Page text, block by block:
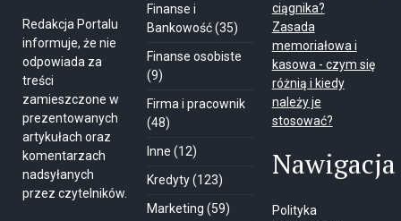
Redakcja Portalu
informuje, że nie
odpowiada za
treści
zamieszczone w
prezentowanych
artykułach oraz
komentarzach
nadsyłanych
przez czytelników.
Finanse i
Bankowość(35)
Finanse osobiste
(9)
Firma i pracownik
(48)
Inne (12)
Kredyty(123)
Marketing (59)
ciągnika?
Zasada
memoriałowa i
kasowa - czym się
różnią i kiedy
należy je
stosować?
Nawigacja
Polityka